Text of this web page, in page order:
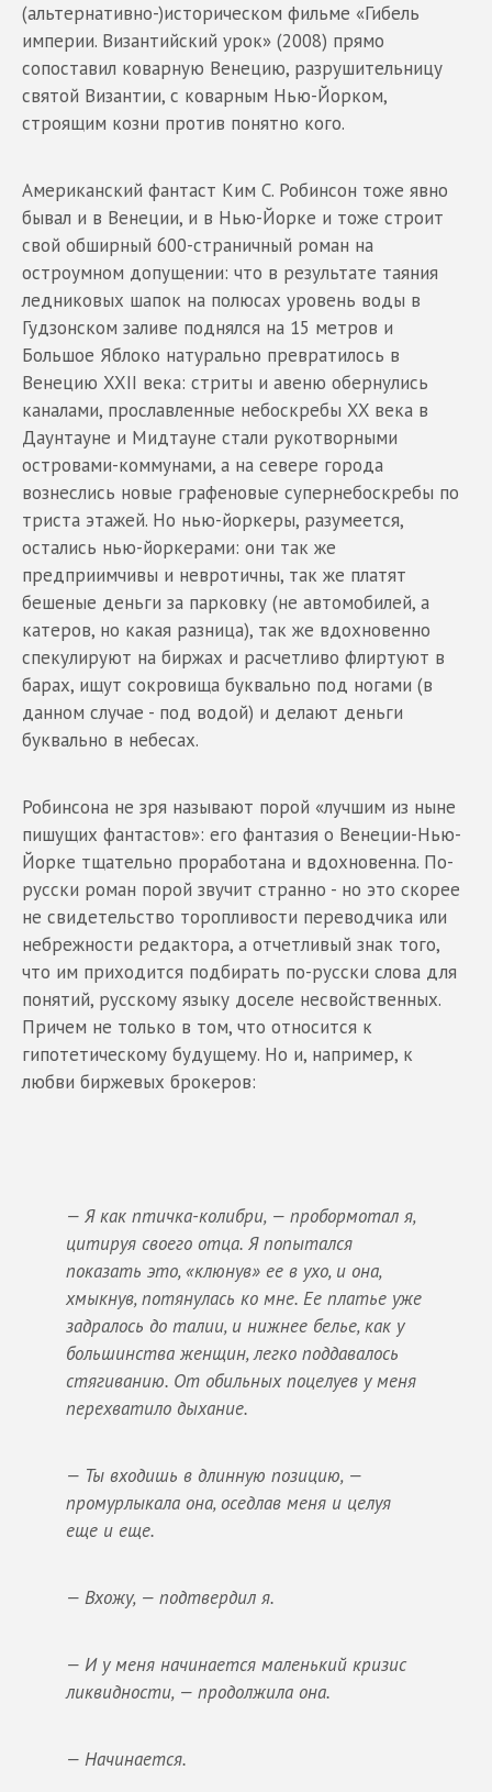
(альтернативно-)историческом фильме «Гибель
империи. Византийский урок» (2008) прямо
сопоставил коварную Венецию, разрушительницу
святой Византии, с коварным Нью-Йорком,
строящим козни против понятно кого.
Американский фантаст Ким С. Робинсон тоже явно
бывал и в Венеции, и в Нью-Йорке и тоже строит
свой обширный 600-страничный роман на
остроумном допущении: что в результате таяния
ледниковых шапок на полюсах уровень воды в
Гудзонском заливе поднялся на 15 метров и
Большое Яблоко натурально превратилось в
Венецию XXII века: стриты и авеню обернулись
каналами, прославленные небоскребы XX века в
Даунтауне и Мидтауне стали рукотворными
островами-коммунами, а на севере города
вознеслись новые графеновые супернебоскребы по
триста этажей. Но нью-йоркеры, разумеется,
остались нью-йоркерами: они так же
предприимчивы и невротичны, так же платят
бешеные деньги за парковку (не автомобилей, а
катеров, но какая разница), так же вдохновенно
спекулируют на биржах и расчетливо флиртуют в
барах, ищут сокровища буквально под ногами (в
данном случае - под водой) и делают деньги
буквально в небесах.
Робинсона не зря называют порой «лучшим из ныне
пишущих фантастов»: его фантазия о Венеции-Нью-
Йорке тщательно проработана и вдохновенна. По-
русски роман порой звучит странно - но это скорее
не свидетельство торопливости переводчика или
небрежности редактора, а отчетливый знак того,
что им приходится подбирать по-русски слова для
понятий, русскому языку доселе несвойственных.
Причем не только в том, что относится к
гипотетическому будущему. Но и, например, к
любви биржевых брокеров:
— Я как птичка-колибри, — пробормотал я,
цитируя своего отца. Я попытался
показать это, «клюнув» ее в ухо, и она,
хмыкнув, потянулась ко мне. Ее платье уже
задралось до талии, и нижнее белье, как у
большинства женщин, легко поддавалось
стягиванию. От обильных поцелуев у меня
перехватило дыхание.
— Ты входишь в длинную позицию, —
промурлыкала она, оседлав меня и целуя
еще и еще.
— Вхожу, — подтвердил я.
— И у меня начинается маленький кризис
ликвидности, — продолжила она.
— Начинается.